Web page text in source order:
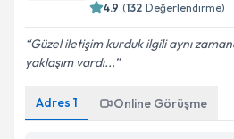
4.9 (132 Değerlendirme)
Güzel iletişim kurduk ilgili aynı
yaklaşım vardı...
Adres 1 Online Görüşme